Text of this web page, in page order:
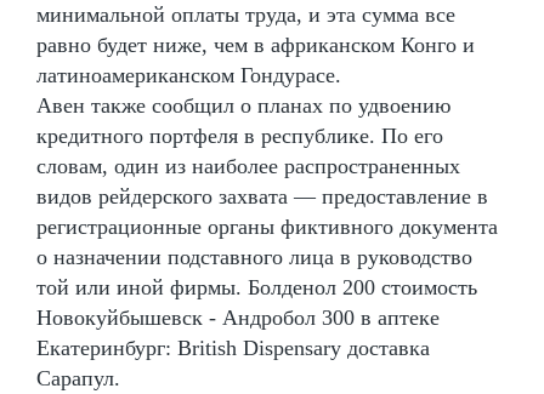
минимальной оплаты труда, и эта сумма все
равно будет ниже, чем в африканском Конго и
латиноамериканском Гондурасе.
Авен также сообщил о планах по удвоению
кредитного портфеля в республике. По его
словам, один из наиболее распространенных
видов рейдерского захвата — предоставление в
регистрационные органы фиктивного документа
о назначении подставного лица в руководство
той или иной фирмы. Болденол 200 стоимость
Новокуйбышевск - Андробол 300 в аптеке
Екатеринбург: British Dispensary доставка
Сарапул.